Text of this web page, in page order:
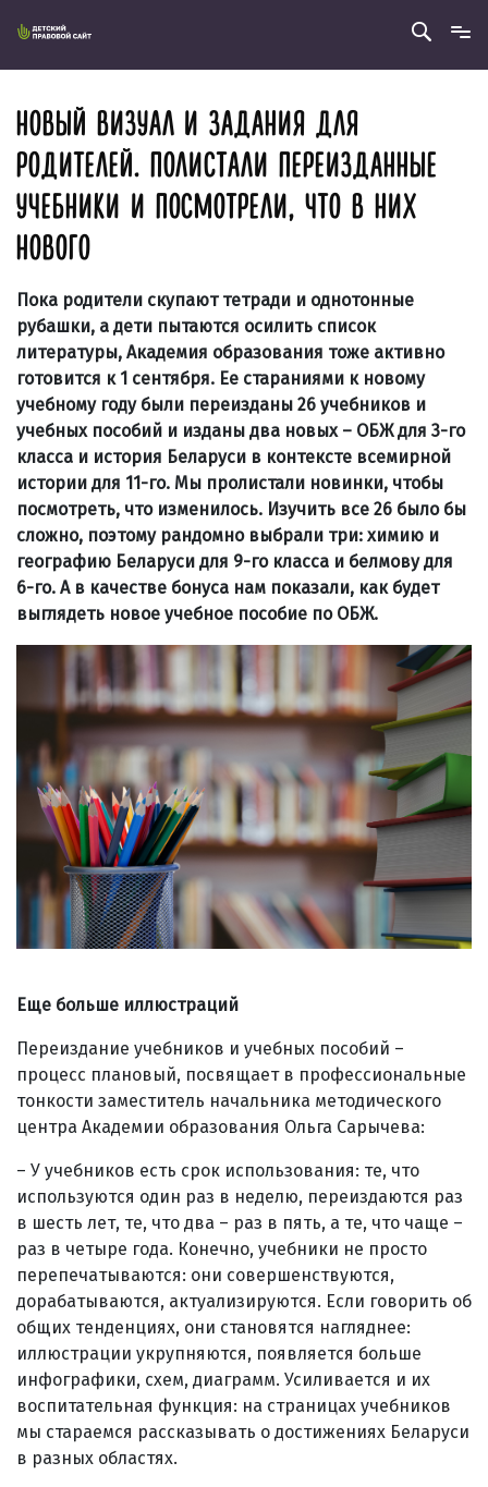
НОВЫЙ ВИЗУАЛ И ЗАДАНИЯ ДЛЯ
РОДИТЕЛЕЙ. ПОЛИСТАЛИ ПЕРЕИЗДАННЫЕ
УЧЕБНИКИ И ПОСМОТРЕЛИ, ЧТО В НИХ
НОВОГО
Пока родители скупают тетради и однотонные
рубашки, а дети пытаются осилить список
литературы, Академия образования тоже активно
готовится к 1 сентября. Ее стараниями к новому
учебному году были переизданы 26 учебников и
учебных пособий и изданы два новых – ОБЖ для 3-го
класса и история Беларуси в контексте всемирной
истории для 11-го. Мы пролистали новинки, чтобы
посмотреть, что изменилось. Изучить все 26 было бы
сложно, поэтому рандомно выбрали три: химию и
географию Беларуси для 9-го класса и белмову для
6-го. А в качестве бонуса нам показали, как будет
выглядеть новое учебное пособие по ОБЖ.
Еще больше иллюстраций
Переиздание учебников и учебных пособий –
процесс плановый, посвящает в профессиональные
тонкости заместитель начальника методического
центра Академии образования Ольга Сарычева:
– У учебников есть срок использования: те, что
используются один раз в неделю, переиздаются раз
в шесть лет, те, что два – раз в пять, а те, что чаще –
раз в четыре года. Конечно, учебники не просто
перепечатываются: они совершенствуются,
дорабатываются, актуализируются. Если говорить об
общих тенденциях, они становятся нагляднее:
иллюстрации укрупняются, появляется больше
инфографики, схем, диаграмм. Усиливается и их
воспитательная функция: на страницах учебников
мы стараемся рассказывать о достижениях Беларуси
в разных областях.